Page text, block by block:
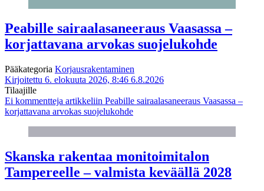
Peabille sairaalasaneeraus Vaasassa –
korjattavana arvokas suojelukohde
Pääkategoria Korjausrakentaminen
Kirjoitettu 6. elokuuta 2026, 8:46 6.8.2026
Tilaajille
Ei kommentteja artikkeliin Peabille sairaalasaneeraus Vaasassa –
korjattavana arvokas suojelukohde
Skanska rakentaa monitoimitalon
Tampereelle – valmista keväällä 2028